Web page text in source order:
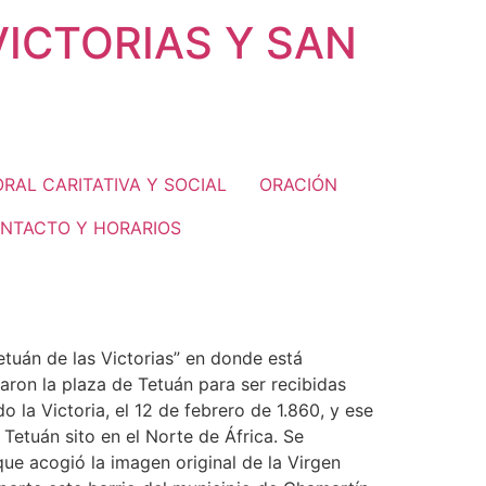
Y SAN
CARITATIVA Y SOCIAL
ORACIÓN
Y HORARIOS
de las Victorias” en donde está
la plaza de Tetuán para ser recibidas
la Victoria, el 12 de febrero de 1.860, y ese
sito en el Norte de África. Se
acogió la imagen original de la Virgen